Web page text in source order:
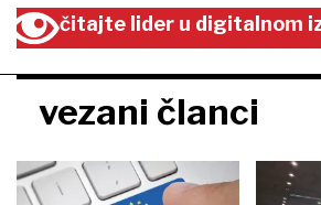
čitajte lider u digitalnom
vezani članci